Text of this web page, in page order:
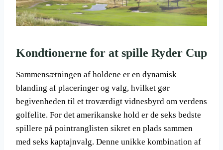
Kondtionerne for at spille Ryder Cup
Sammensætningen af holdene er en dynamisk
blanding af placeringer og valg, hvilket gør
begivenheden til et troværdigt vidnesbyrd om verdens
golfelite. For det amerikanske hold er de seks bedste
spillere på pointranglisten sikret en plads sammen
med seks kaptajnvalg. Denne unikke kombination af